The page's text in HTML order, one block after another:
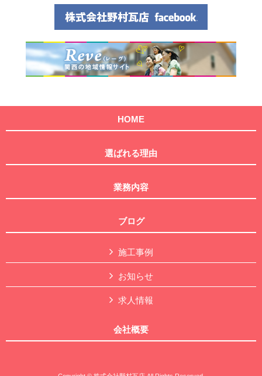
HOME
選ばれる理由
業務内容
ブログ
施工事例
お知らせ
求人情報
会社概要